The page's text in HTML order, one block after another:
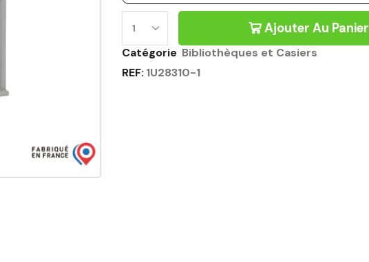
Ajouter Au Panier
Catégorie Bibliothèques et Casiers
REF: 1U28310-1